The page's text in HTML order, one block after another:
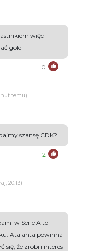
więc
gole
0
temu)
szansę CDK?
2
20:13)
w Serie A to
Atalanta powinna
się, że zrobili interes